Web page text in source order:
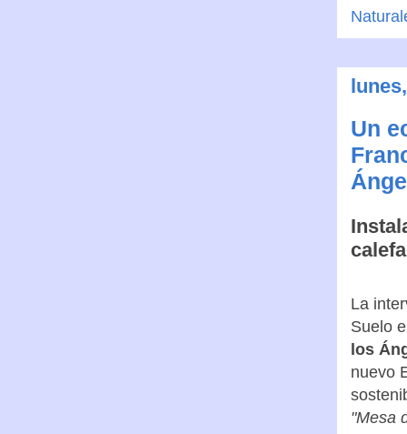
Un
La
Suelo
los
nuevo
"Mesa